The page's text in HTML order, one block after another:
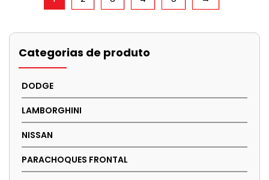
Categorias de produto
DODGE
LAMBORGHINI
NISSAN
PARACHOQUES FRONTAL